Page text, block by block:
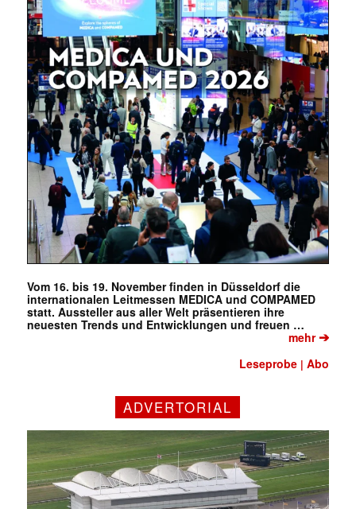
Vom 16. bis 19. November finden in Düsseldorf die
internationalen Leitmessen MEDICA und COMPAMED
statt. Aussteller aus aller Welt präsentieren ihre
neuesten Trends und Entwicklungen und freuen …
mehr➔
Leseprobe |Abo
ADVERTORIAL